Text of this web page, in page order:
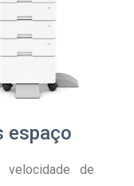
espaço
velocidade de